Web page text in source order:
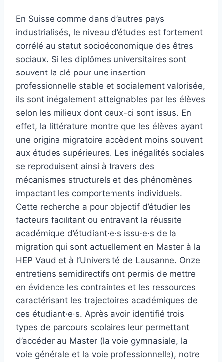
En Suisse comme dans d’autres pays
industrialisés, le niveau d’études est fortement
corrélé au statut socioéconomique des êtres
sociaux. Si les diplômes universitaires sont
souvent la clé pour une insertion
professionnelle stable et socialement valorisée,
ils sont inégalement atteignables par les élèves
selon les milieux dont ceux-ci sont issus. En
effet, la littérature montre que les élèves ayant
une origine migratoire accèdent moins souvent
aux études supérieures. Les inégalités sociales
se reproduisent ainsi à travers des
mécanismes structurels et des phénomènes
impactant les comportements individuels.
Cette recherche a pour objectif d’étudier les
facteurs facilitant ou entravant la réussite
académique d’étudiant·e·s issu·e·s de la
migration qui sont actuellement en Master à la
HEP Vaud et à l’Université de Lausanne. Onze
entretiens semidirectifs ont permis de mettre
en évidence les contraintes et les ressources
caractérisant les trajectoires académiques de
ces étudiant·e·s. Après avoir identifié trois
types de parcours scolaires leur permettant
d’accéder au Master (la voie gymnasiale, la
voie générale et la voie professionnelle), notre